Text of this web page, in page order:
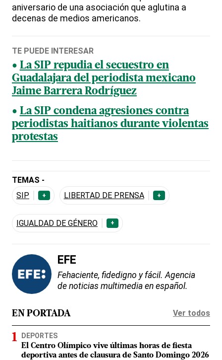
aniversario de una asociación que aglutina a
decenas de medios americanos.
TE PUEDE INTERESAR
La SIP repudia el secuestro en
Guadalajara del periodista mexicano
Jaime Barrera Rodríguez
La SIP condena agresiones contra
periodistas haitianos durante violentas
protestas
TEMAS -
SIP
+ LIBERTAD DE PRENSA +
IGUALDAD DE GÉNERO +
EFE
Fehaciente, fidedigno y fácil. Agencia
de noticias multimedia en español.
EN PORTADA Ver todos
DEPORTES
El Centro Olímpico vive últimas horas de fiesta
deportiva antes de clausura de Santo Domingo 2026